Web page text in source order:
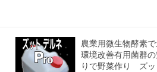
農業用微生物酵素
環境改善有用菌群
りで野菜作り ズッ